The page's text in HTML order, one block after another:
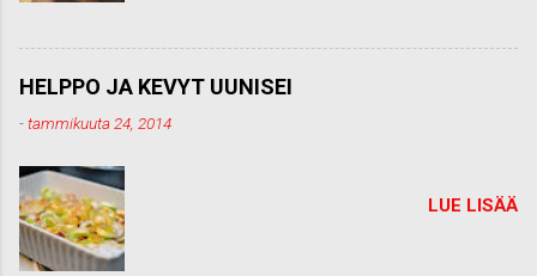
HELPPO JA KEVYT UUNISEI
-tammikuuta 24, 2014
LUE LISÄÄ